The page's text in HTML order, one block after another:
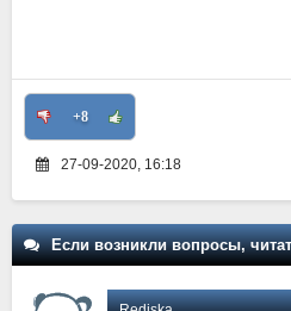
+8
27-09-2020, 16:18
Если возникли вопросы,